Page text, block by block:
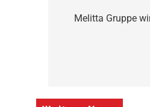
Melitta Gruppe